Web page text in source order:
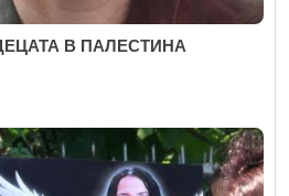
В ПАЛЕСТИНА